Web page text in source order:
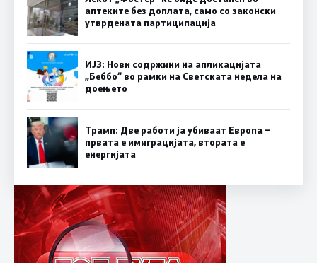
аптеките без доплата, само со законски
утврдената партиципација
ИЈЗ: Нови содржини на апликацијата
„Беббо“ во рамки на Светската недела на
доењето
Трамп: Две работи ја убиваат Европа –
првата е имиграцијата, втората е
енергијата